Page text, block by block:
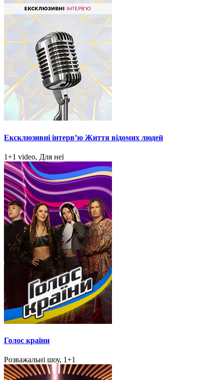
Ексклюзивні інтерв’ю Життя відомих людей
1+1 video, Для неї
Голос країни
Розважальні шоу, 1+1